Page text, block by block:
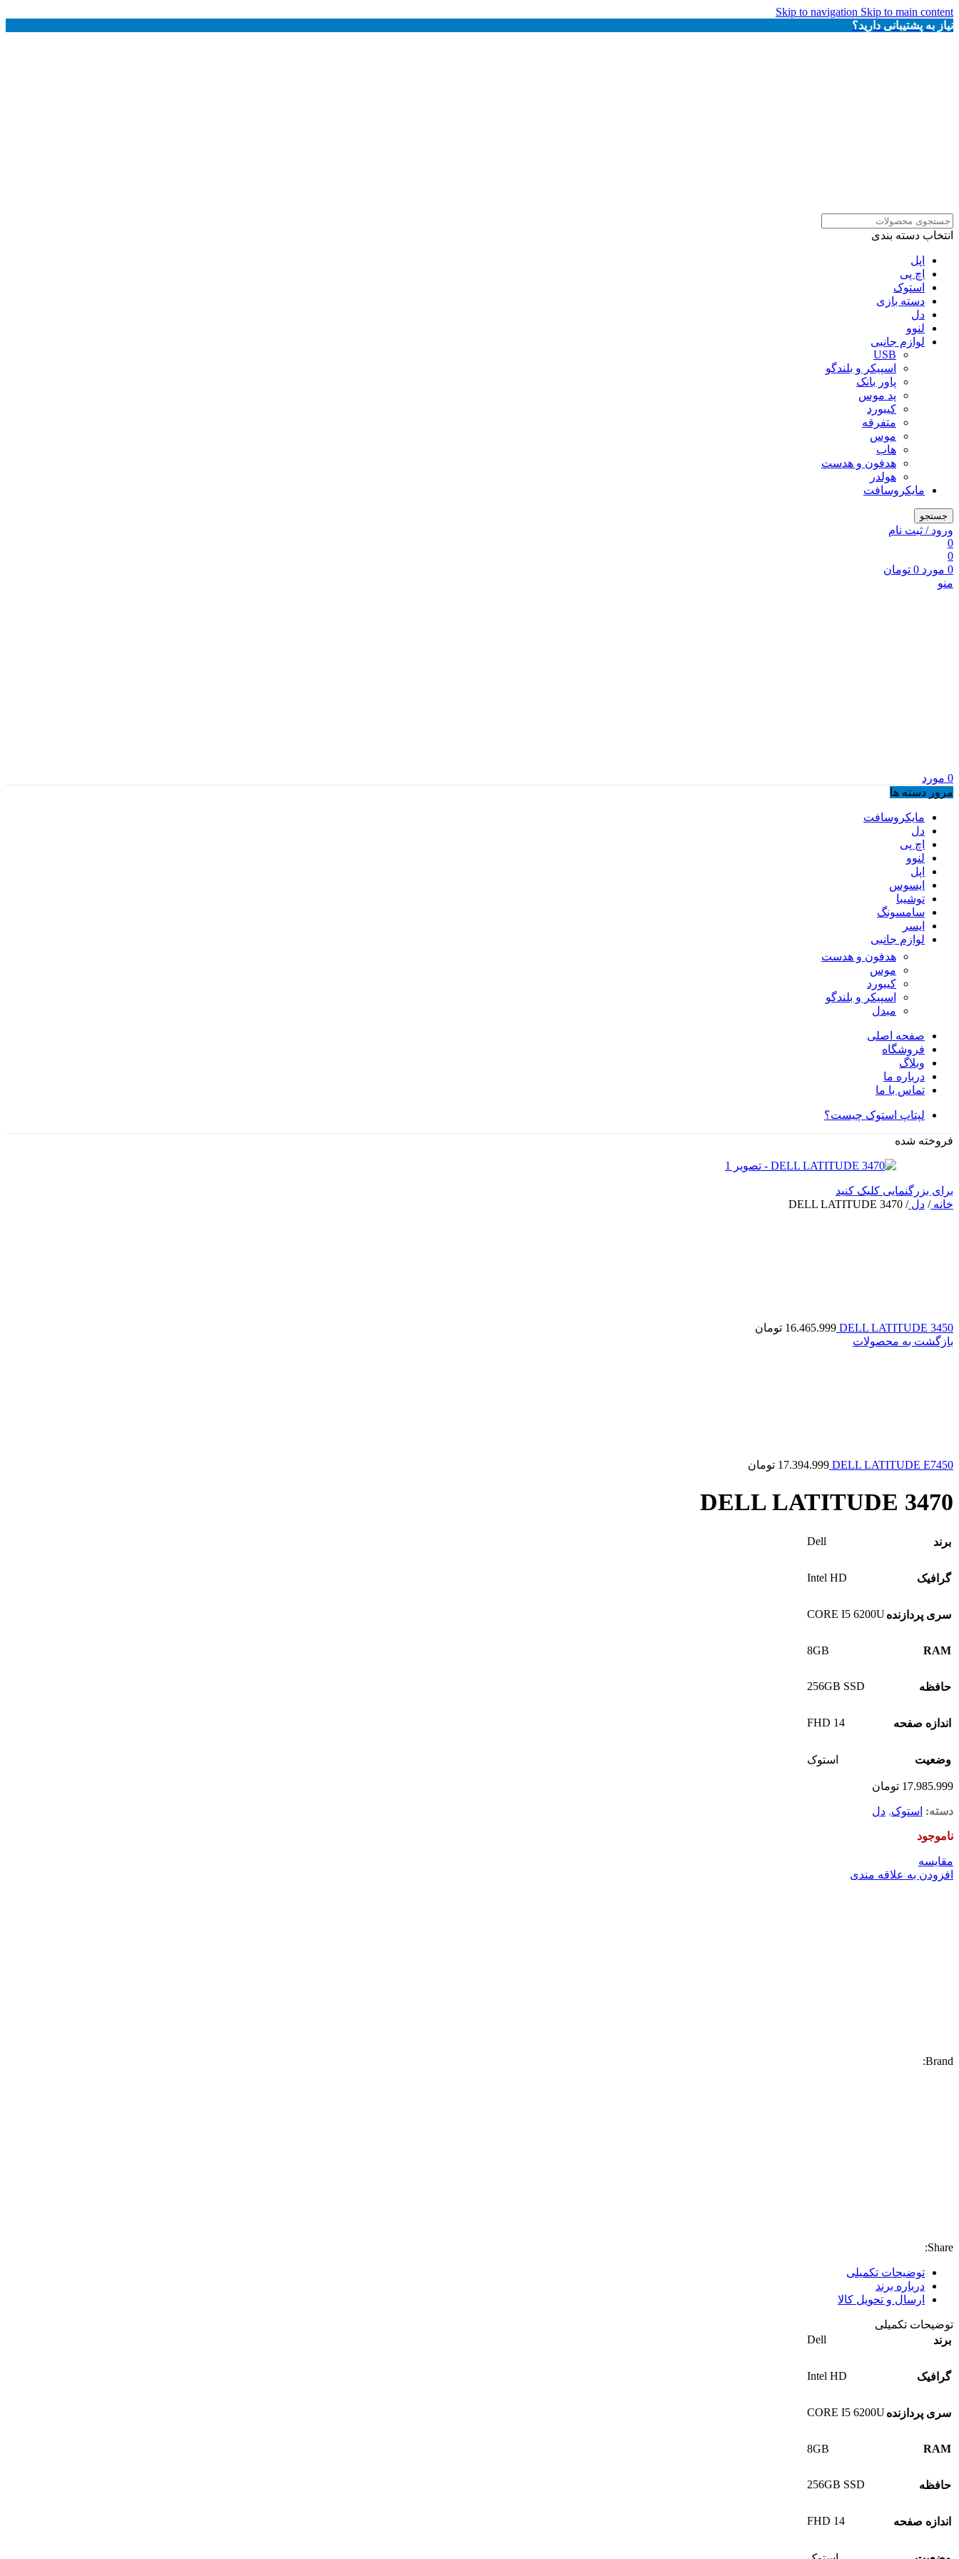
Skip to navigation Skip to main content
نیاز به پشتیبانی دارید؟
انتخاب دسته بندی
اپل
اچ پی
استوک
دسته بازی
دل
لنوو
لوازم جانبی
USB
اسپیکر و بلندگو
پاور بانک
پد موس
کیبورد
متفرقه
موس
هاب
هدفون و هدست
هولدر
مایکروسافت
جستجو
ورود / ثبت نام
0
0
0 مورد 0 تومان
منو
0 مورد
مرور دسته ها
مایکروسافت
دل
اچ پی
لنوو
اپل
ایسوس
توشیبا
سامسونگ
ایسر
لوازم جانبی
هدفون و هدست
موس
کیبورد
اسپیکر و بلندگو
مبدل
صفحه اصلی
فروشگاه
وبلاگ
درباره ما
تماس با ما
لپتاپ استوک چیست؟
فروخته شده
برای بزرگنمایی کلیک کنید
خانه/ دل/
DELL LATITUDE 3470
DELL LATITUDE 3450
16.465.999 تومان
بازگشت به محصولات
DELL LATITUDE E7450
17.394.999 تومان
DELL LATITUDE 3470
برند Dell
گرافیک Intel HD
سری پردازندهCORE I5 6200U
RAM
8GB
حافظه 256GB SSD
اندازه صفحه 14 FHD
وضعیت استوک
17.985.999 تومان
دسته: استوک, دل
ناموجود
مقايسه
افزودن به علاقه مندی
Brand:
Share:
توضیحات تکمیلی
درباره برند
ارسال و تحویل کالا
توضیحات تکمیلی
برند
Dell
گرافیک Intel HD
سری پردازندهCORE I5 6200U
RAM
8GB
حافظه 256GB SSD
اندازه صفحه 14 FHD